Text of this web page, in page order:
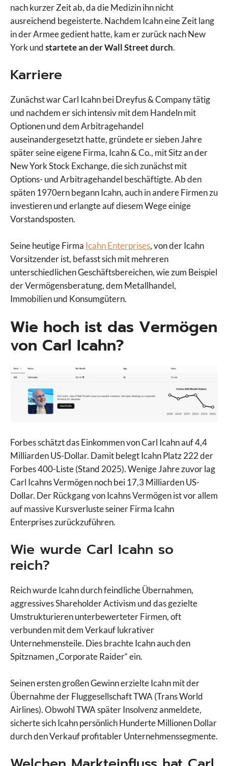
nach kurzer Zeit ab, da die Medizin ihn nicht
ausreichend begeisterte. Nachdem Icahn eine Zeit lang
in der Armee gedient hatte, kam er zurück nach New
York undstartete an der Wall Street durch.
Karriere
Zunächst war Carl Icahn bei Dreyfus & Company tätig
und nachdem er sich intensiv mit dem Handeln mit
Optionen und dem Arbitragehandel
auseinandergesetzt hatte, gründete er sieben Jahre
später seine eigene Firma, Icahn & Co., mit Sitz an der
New York Stock Exchange, die sich zunächst mit
Options- und Arbitragehandel beschäftigte. Ab den
späten 1970ern begann Icahn, auch in andere Firmen zu
investieren und erlangte auf diesem Wege einige
Vorstandsposten.
Seine heutige Firma Icahn Enterprises, von der Icahn
Vorsitzender ist, befasst sich mit mehreren
unterschiedlichen Geschäftsbereichen, wie zum Beispiel
der Vermögensberatung, dem Metallhandel,
Immobilien und Konsumgütern.
Wie hoch ist das Vermögen
von Carl Icahn?
Forbes schätzt das Einkommen von Carl Icahn auf 4,4
Milliarden US-Dollar. Damit belegt Icahn Platz 222 der
Forbes 400-Liste (Stand 2025). Wenige Jahre zuvor lag
Carl Icahns Vermögen noch bei 17,3 Milliarden US-
Dollar. Der Rückgang von Icahns Vermögen ist vor allem
auf massive Kursverluste seiner Firma Icahn
Enterprises zurückzuführen.
Wie wurde Carl Icahn so
reich?
Reich wurde Icahn durch feindliche Übernahmen,
aggressives Shareholder Activism und das gezielte
Umstrukturieren unterbewerteter Firmen, oft
verbunden mit dem Verkauf lukrativer
Unternehmensteile. Dies brachte Icahn auch den
Spitznamen „Corporate Raider“ ein.
Seinen ersten großen Gewinn erzielte Icahn mit der
Übernahme der Fluggesellschaft TWA (Trans World
Airlines). Obwohl TWA später Insolvenz anmeldete,
sicherte sich Icahn persönlich Hunderte Millionen Dollar
durch den Verkauf profitabler Unternehmenssegmente.